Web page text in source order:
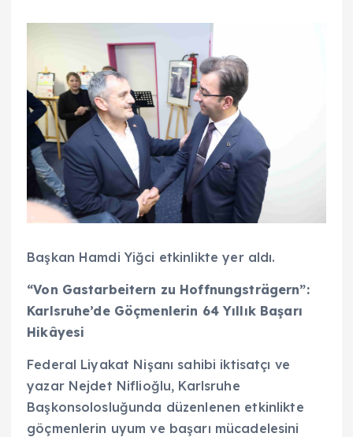
Başkan Hamdi Yiğci etkinlikte yer aldı.
“Von Gastarbeitern zu Hoffnungsträgern”:
Karlsruhe’de Göçmenlerin 64 Yıllık Başarı
Hikâyesi
Federal Liyakat Nişanı sahibi iktisatçı ve
yazar Nejdet Niflioğlu, Karlsruhe
Başkonsolosluğunda düzenlenen etkinlikte
göçmenlerin uyum ve başarı mücadelesini